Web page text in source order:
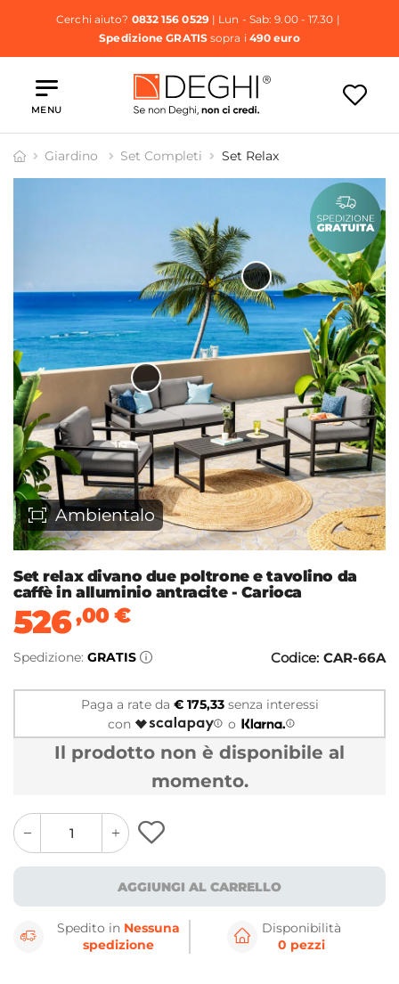
Cerchi aiuto? 0832 156 0529| Lun - Sab: 9.00 - 17.30 |
Spedizione GRATISsopra i 490 euro
MENU
Giardino Set Completi Set Relax
Ambientalo
Set relax divano due poltrone e tavolino da
caffè in alluminio antracite - Carioca
526,00€
Spedizione: GRATIS Codice: CAR-66A
Paga a rate da € 175,33senza interessi
con
o
Il prodotto non è disponibile al
momento.
quantity
button
quantity
minus
button
AGGIUNGI AL CARRELLO
Spedito in Nessuna
spedizione
Disponibilità
0 pezzi